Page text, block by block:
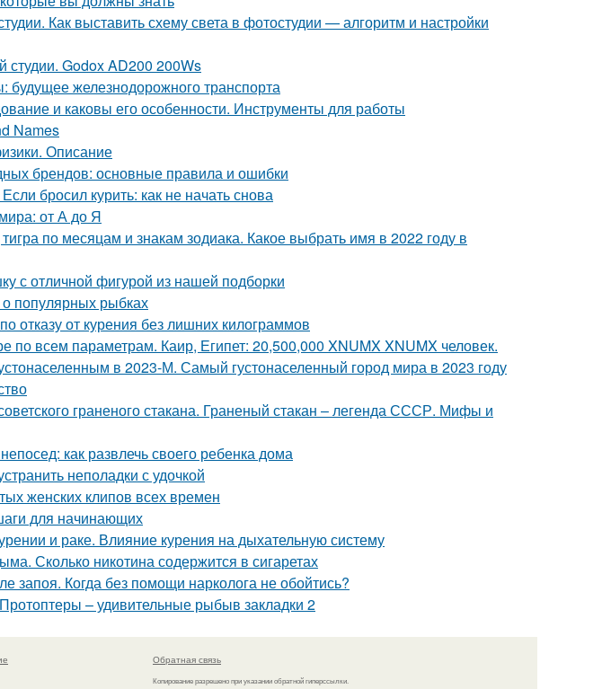
Как выставить схему света в фотостудии — алгоритм и настройки
Godox AD200 200Ws
будущее железнодорожного транспорта
и каковы его особенности. Инструменты для работы
Names
Описание
брендов: основные правила и ошибки
бросил курить: как не начать снова
от А до Я
по месяцам и знакам зодиака. Какое выбрать имя в 2022 году в
с отличной фигурой из нашей подборки
популярных рыбках
отказу от курения без лишних килограммов
по всем параметрам. Каир, Египет: 20,500,000 XNUMX XNUMX человек.
в 2023-М. Самый густонаселенный город мира в 2023 году
граненого стакана. Граненый стакан – легенда СССР. Мифы и
как развлечь своего ребенка дома
неполадки с удочкой
женских клипов всех времен
для начинающих
и раке. Влияние курения на дыхательную систему
Сколько никотина содержится в сигаретах
запоя. Когда без помощи нарколога не обойтись?
– удивительные рыбыв закладки 2
Обратная связь
Копирование разрешено при указании обратной гиперссылки.